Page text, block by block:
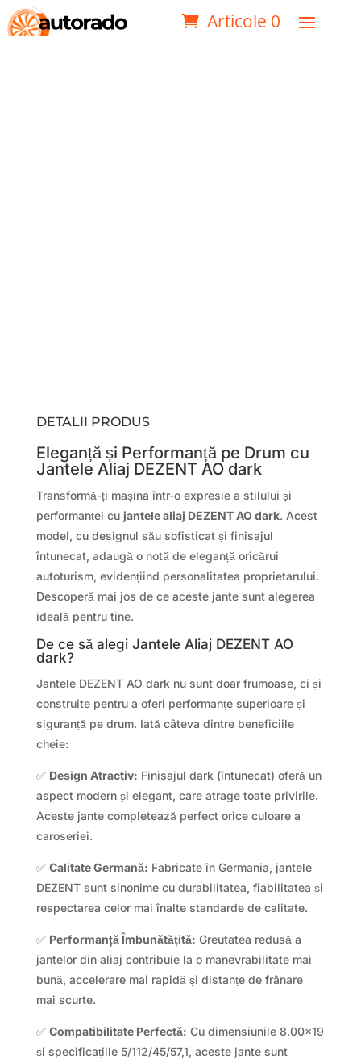
Articole 0
DETALII PRODUS
Eleganță și Performanță pe Drum cu
Jantele Aliaj DEZENT AO dark
Transformă-ți mașina într-o expresie a stilului și
performanței cu jantele aliaj DEZENT AO dark. Acest
model, cu designul său sofisticat și finisajul
întunecat, adaugă o notă de eleganță oricărui
autoturism, evidențiind personalitatea proprietarului.
Descoperă mai jos de ce aceste jante sunt alegerea
ideală pentru tine.
De ce să alegi Jantele Aliaj DEZENT AO
dark?
Jantele DEZENT AO dark nu sunt doar frumoase, ci și
construite pentru a oferi performanțe superioare și
siguranță pe drum. Iată câteva dintre beneficiile
cheie:
✅ Design Atractiv: Finisajul dark (întunecat) oferă un
aspect modern și elegant, care atrage toate privirile.
Aceste jante completează perfect orice culoare a
caroseriei.
✅ Calitate Germană: Fabricate în Germania, jantele
DEZENT sunt sinonime cu durabilitatea, fiabilitatea și
respectarea celor mai înalte standarde de calitate.
✅ Performanță Îmbunătățită: Greutatea redusă a
jantelor din aliaj contribuie la o manevrabilitate mai
bună, accelerare mai rapidă și distanțe de frânare
mai scurte.
✅ Compatibilitate Perfectă: Cu dimensiunile 8.00×19
și specificațiile 5/112/45/57,1, aceste jante sunt